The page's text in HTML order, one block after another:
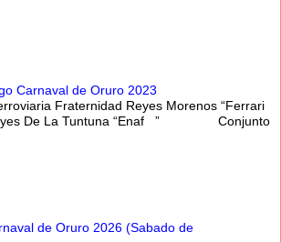
Carnaval de Oruro 2023
Fraternidad Reyes Morenos “Ferrari
De La Tuntuna “Enaf ” Conjunto
de Oruro 2026 (Sabado de